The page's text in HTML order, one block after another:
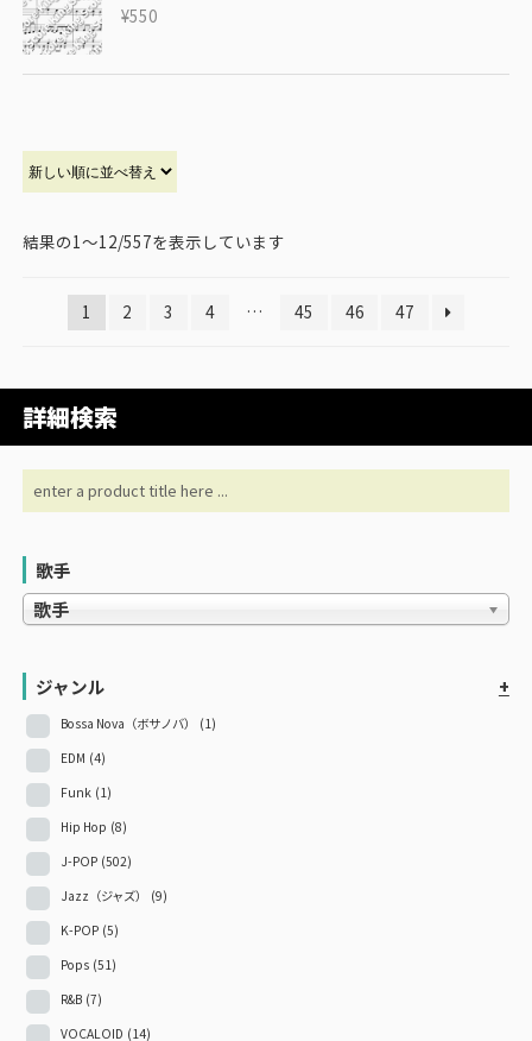
¥550
結果の1～12/557を表示しています
1 2 3 4 … 45 46 47
詳細検索
歌手
歌手
ジャンル +
Bossa Nova（ボサノバ）
(1)
EDM (4)
Funk (1)
Hip Hop (8)
J-POP (502)
Jazz（ジャズ）
(9)
K-POP (5)
Pops (51)
R&B (7)
VOCALOID (14)